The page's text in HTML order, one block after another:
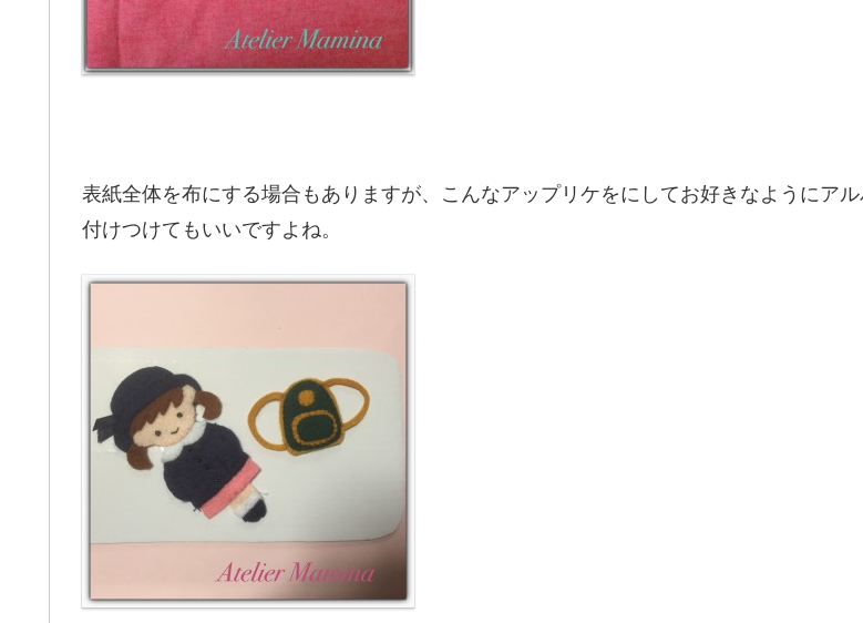
表紙全体を布にする場合もありますが、こんなアップリケをにしてお好きなようにアル
付けつけてもいいですよね。